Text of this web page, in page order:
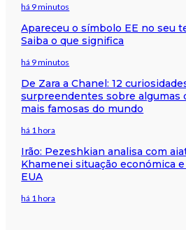
há 9 minutos
Apareceu o símbolo EE no seu
Saiba o que significa
há 9 minutos
De Zara a Chanel: 12
surpreendentes sobre algumas
mais famosas do mundo
há 1 hora
Irão: Pezeshkian analisa com
Khamenei situação económica
EUA
há 1 hora